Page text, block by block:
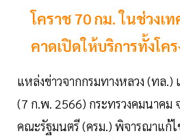
โคราช 70 กม. ในช่วงเ
คาดเปิดให้บริการทั้งโค
แหล่งข่าวจากกรมทางหลวง (ทล.)
(7 ก.พ. 2566) กระทรวงคมนาคม
คณะรัฐมนตรี (ครม.) พิจารณาแก้